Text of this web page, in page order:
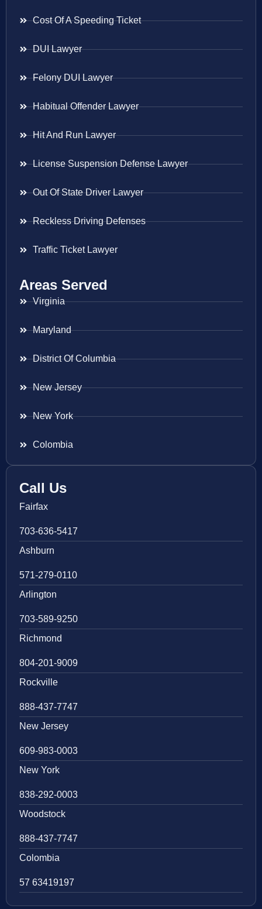
Cost Of A Speeding Ticket
DUI Lawyer
Felony DUI Lawyer
Habitual Offender Lawyer
Hit And Run Lawyer
License Suspension Defense Lawyer
Out Of State Driver Lawyer
Reckless Driving Defenses
Traffic Ticket Lawyer
Areas Served
Virginia
Maryland
District Of Columbia
New Jersey
New York
Colombia
Call Us
Fairfax
703-636-5417
Ashburn
571-279-0110
Arlington
703-589-9250
Richmond
804-201-9009
Rockville
888-437-7747
New Jersey
609-983-0003
New York
838-292-0003
Woodstock
888-437-7747
Colombia
57 63419197